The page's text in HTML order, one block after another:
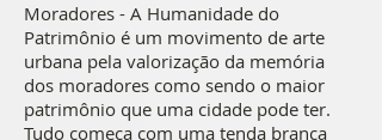
Moradores - A Humanidade do
Patrimônio é um movimento de arte
urbana pela valorização da memória
dos moradores como sendo o maior
patrimônio que uma cidade pode ter.
Tudo começa com uma tenda branca